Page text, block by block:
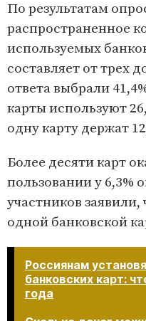
По результатам
распространенное
используемых
составляет от трех
ответа выбрали
карты используют
одну карту держат
Более десяти карт
пользовании у 6,3%
участников
одной банковской
Россиянам
банковских карт:
года